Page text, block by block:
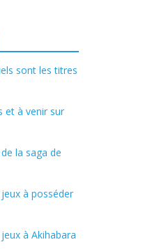
sont les titres
et à venir sur
la saga de
à posséder
à Akihabara